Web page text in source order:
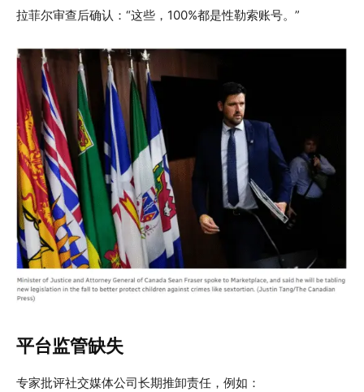
拉菲尔审查后确认：“这些，100%都是性勒索账号。”
平台监管缺失
专家批评社交媒体公司长期推卸责任，例如：